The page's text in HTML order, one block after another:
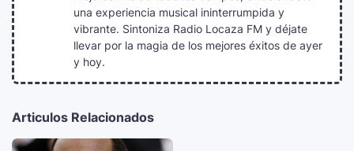
una experiencia musical ininterrumpida y
vibrante. Sintoniza Radio Locaza FM y déjate
llevar por la magia de los mejores éxitos de ayer
y hoy.
Articulos Relacionados